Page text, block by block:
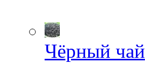
Чёрный чай